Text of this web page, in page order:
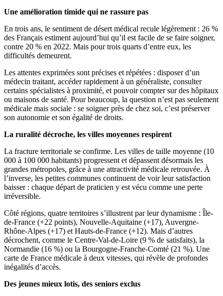
Une amélioration timide qui ne rassure pas
En trois ans, le sentiment de désert médical recule légèrement : 26 %
des Français estiment aujourd’hui qu’il est facile de se faire soigner,
contre 20 % en 2022. Mais pour trois quarts d’entre eux, les
difficultés demeurent.
Les attentes exprimées sont précises et répétées : disposer d’un
médecin traitant, accéder rapidement à un généraliste, consulter
certains spécialistes à proximité, et pouvoir compter sur des hôpitaux
ou maisons de santé. Pour beaucoup, la question n’est pas seulement
médicale mais sociale : se soigner près de chez soi, c’est préserver
son autonomie et son égalité de droits.
La ruralité décroche, les villes moyennes respirent
La fracture territoriale se confirme. Les villes de taille moyenne (10
000 à 100 000 habitants) progressent et dépassent désormais les
grandes métropoles, grâce à une attractivité médicale retrouvée. À
l’inverse, les petites communes continuent de voir leur satisfaction
baisser : chaque départ de praticien y est vécu comme une perte
irréversible.
Côté régions, quatre territoires s’illustrent par leur dynamisme : Île-
de-France (+22 points), Nouvelle-Aquitaine (+17), Auvergne-
Rhône-Alpes (+17) et Hauts-de-France (+12). Mais d’autres
décrochent, comme le Centre-Val-de-Loire (9 % de satisfaits), la
Normandie (16 %) ou la Bourgogne-Franche-Comté (21 %). Une
carte de France médicale à deux vitesses, qui révèle de profondes
inégalités d’accès.
Des jeunes mieux lotis, des seniors exclus